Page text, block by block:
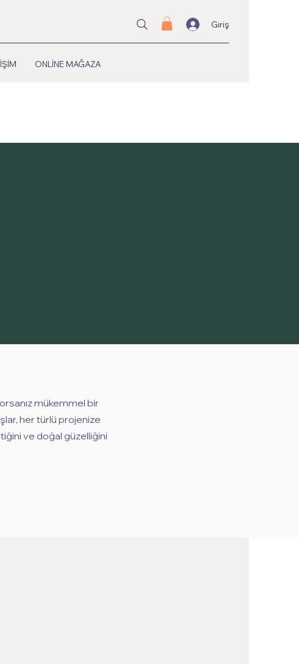
Giriş
ONLİNE MAĞAZA
mükemmel bir
her türlü projenize
ve doğal güzelliğini